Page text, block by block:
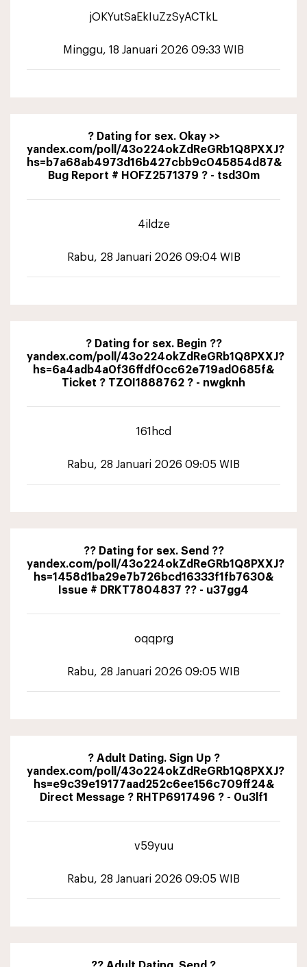
jOKYutSaEkIuZzSyACTkL
Minggu, 18 Januari 2026 09:33 WIB
? Dating for sex. Okay >>
yandex.com/poll/43o224okZdReGRb1Q8PXXJ?
hs=b7a68ab4973d16b427cbb9c045854d87&
Bug Report # HOFZ2571379 ? - tsd30m
4ildze
Rabu, 28 Januari 2026 09:04 WIB
? Dating for sex. Begin ??
yandex.com/poll/43o224okZdReGRb1Q8PXXJ?
hs=6a4adb4a0f36ffdf0cc62e719ad0685f&
Ticket ? TZOI1888762 ? - nwgknh
161hcd
Rabu, 28 Januari 2026 09:05 WIB
?? Dating for sex. Send ??
yandex.com/poll/43o224okZdReGRb1Q8PXXJ?
hs=1458d1ba29e7b726bcd16333f1fb7630&
Issue # DRKT7804837 ?? - u37gg4
oqqprg
Rabu, 28 Januari 2026 09:05 WIB
? Adult Dating. Sign Up ?
yandex.com/poll/43o224okZdReGRb1Q8PXXJ?
hs=e9c39e19177aad252c6ee156c709ff24&
Direct Message ? RHTP6917496 ? - 0u3lf1
v59yuu
Rabu, 28 Januari 2026 09:05 WIB